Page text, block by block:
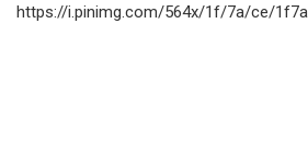
https://i.pinimg.com/564x/1f/7a/ce/